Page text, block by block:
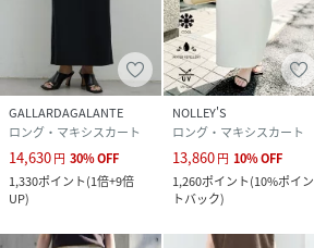
GALLARDAGALANTE
ロング・マキシスカート
14,630円 30%OFF
1,330ポイント(1倍+9倍
UP)
NOLLEY'S
ロング・マキシスカート
13,860円 10%OFF
1,260ポイント(10%ポイン
トバック)